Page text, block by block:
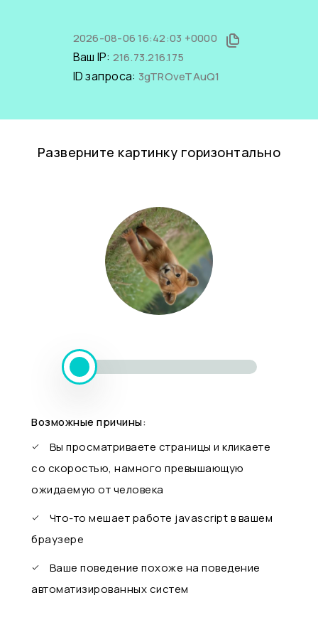
2026-08-06 16:42:03 +0000
Ваш IP: 216.73.216.175
ID запроса: 3gTROveTAuQ1
Разверните картинку горизонтально
Возможные причины:
Вы просматриваете страницы и кликаете
со скоростью, намного превышающую
ожидаемую от человека
Что-то мешает работе javascript в вашем
браузере
Ваше поведение похоже на поведение
автоматизированных систем